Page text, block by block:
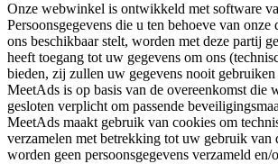
Onze webwinkel is ontwikkeld met software
Persoonsgegevens die u ten behoeve van onze
ons beschikbaar stelt, worden met deze partij
heeft toegang tot uw gegevens om ons
bieden, zij zullen uw gegevens nooit
MeetAds is op basis van de overeenkomst die
gesloten verplicht om passende
MeetAds maakt gebruik van cookies om
verzamelen met betrekking tot uw gebruik van
worden geen persoonsgegevens verzameld en/